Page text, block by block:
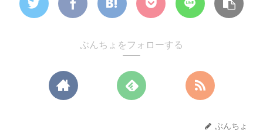
ぶんちょをフォローする
ぶんちょ